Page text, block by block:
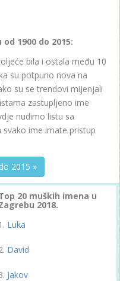
1900 do 2015:
bila i ostala među 10
su potpuno nova na
su se trendovi mijenjali
zastupljeno ime
nudimo listu sa
ime imate pristup
2015 »
20 muških imena u
2018.
Luka
David
Jakov